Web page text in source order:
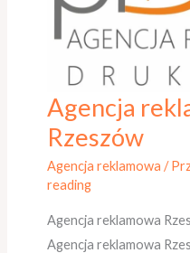
Agencja
Rzeszów
Agencja reklamowa /
reading
Agencja reklamowa
Agencja reklamowa
Agencja
reklamowa